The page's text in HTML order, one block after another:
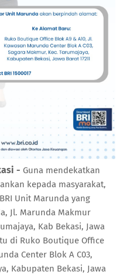
- Guna mendekatkan
kepada masyarakat,
Unit Marunda yang
Jl. Marunda Makmur
Kab Bekasi, Jawa
di Ruko Boutique Office
Center Blok A C03,
Kabupaten Bekasi, Jawa